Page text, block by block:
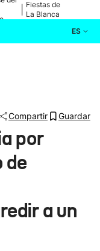
Fiestas de
La Blanca
ES
Compartir Guardar
por
de
a un